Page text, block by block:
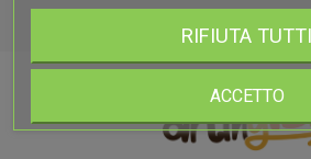
RIFIUTA TUTTI
ACCETTO